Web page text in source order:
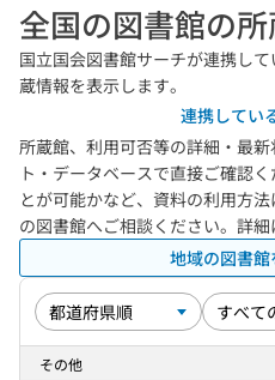
全国の図書館の
国立国会図書館サーチが連携し
蔵情報を表示します。
連携してい
所蔵館、利用可否等の詳細・最
ト・データベースで直接ご確認
とが可能かなど、資料の利用方
の図書館へご相談ください。詳細
地域の図書館
その他